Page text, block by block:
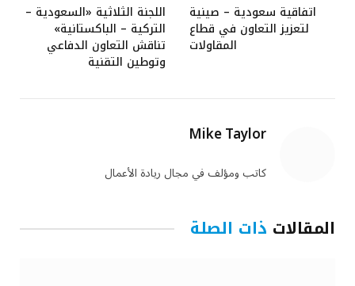
اتفاقية سعودية – صينية
لتعزيز التعاون في قطاع
المقاولات
اللجنة الثلاثية «السعودية –
التركية – الباكستانية»
تناقش التعاون الدفاعي
وتوطين التقنية
Mike Taylor
كاتب ومؤلف في مجال ريادة الأعمال
المقالات ذات الصلة